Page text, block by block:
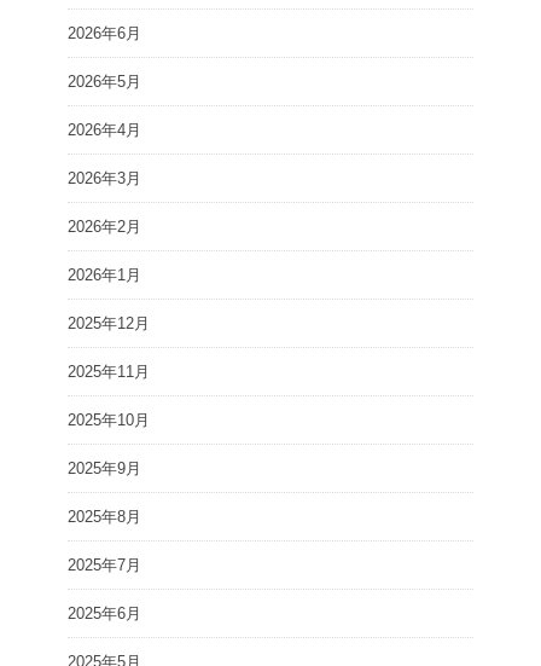
2026年6月
2026年5月
2026年4月
2026年3月
2026年2月
2026年1月
2025年12月
2025年11月
2025年10月
2025年9月
2025年8月
2025年7月
2025年6月
2025年5月